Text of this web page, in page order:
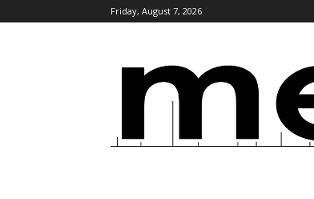
Friday, August 7, 2026